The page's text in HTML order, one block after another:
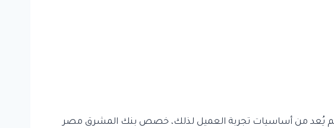
يُعد من أساسيات تجربة العميل لذلك، خصص بنك المشرق مصر